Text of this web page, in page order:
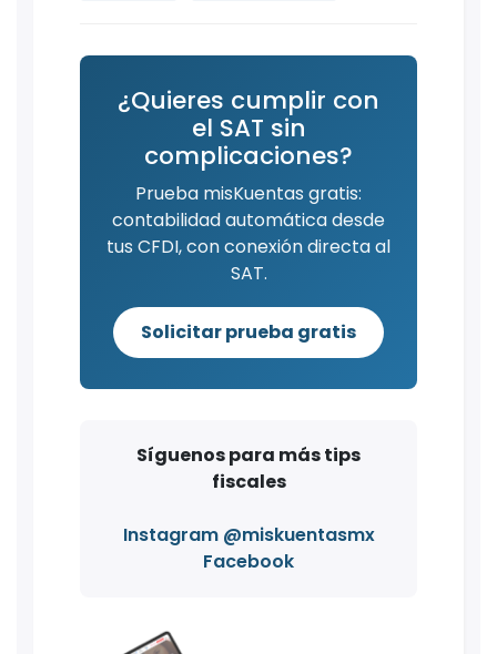
¿Quieres cumplir con
el SAT sin
complicaciones?
Prueba misKuentas gratis:
contabilidad automática desde
tus CFDI, con conexión directa al
SAT.
Solicitar prueba gratis
Síguenos para más tips
fiscales
Instagram @miskuentasmx
Facebook